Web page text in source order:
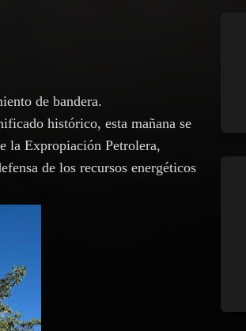
de bandera.
histórico, esta mañana se
la Expropiación Petrolera,
de los recursos energéticos